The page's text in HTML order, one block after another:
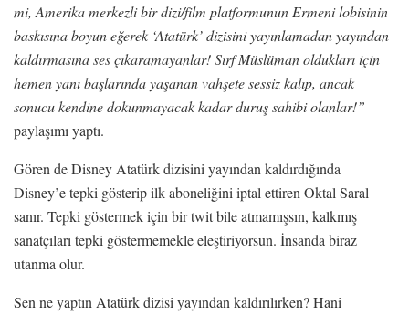
mi, Amerika merkezli bir dizi/film platformunun Ermeni lobisinin
baskısına boyun eğerek ‘Atatürk’ dizisini yayınlamadan yayından
kaldırmasına ses çıkaramayanlar! Sırf Müslüman oldukları için
hemen yanı başlarında yaşanan vahşete sessiz kalıp, ancak
sonucu kendine dokunmayacak kadar duruş sahibi olanlar!”
paylaşımı yaptı.
Gören de Disney Atatürk dizisini yayından kaldırdığında
Disney’e tepki gösterip ilk aboneliğini iptal ettiren Oktal Saral
sanır. Tepki göstermek için bir twit bile atmamışsın, kalkmış
sanatçıları tepki göstermemekle eleştiriyorsun. İnsanda biraz
utanma olur.
Sen ne yaptın Atatürk dizisi yayından kaldırılırken? Hani